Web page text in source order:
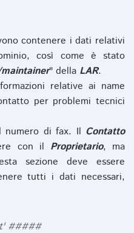
contenere i dati relativi
così come è stato
" della LAR.
relative ai name
per problemi tecnici
numero di fax. Il Contatto
con il Proprietario, ma
sezione deve essere
tutti i dati necessari,
#####